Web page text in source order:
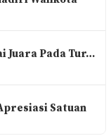
Juara Pada Tur…
Satuan